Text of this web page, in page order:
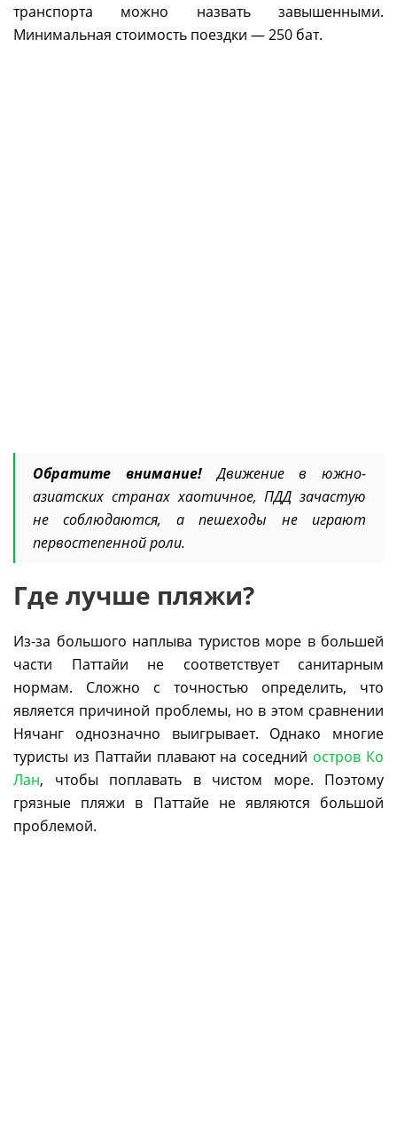
транспорта можно назвать завышенными.
Минимальная стоимость поездки — 250 бат.
Обратите внимание!Движение в южно-
азиатских странах хаотичное, ПДД зачастую
не соблюдаются, а пешеходы не играют
первостепенной роли.
Где лучше пляжи?
Из-за большого наплыва туристов море в большей
части Паттайи не соответствует санитарным
нормам. Сложно с точностью определить, что
является причиной проблемы, но в этом сравнении
Нячанг однозначно выигрывает. Однако многие
туристы из Паттайи плавают на соседний остров Ко
Лан, чтобы поплавать в чистом море. Поэтому
грязные пляжи в Паттайе не являются большой
проблемой.